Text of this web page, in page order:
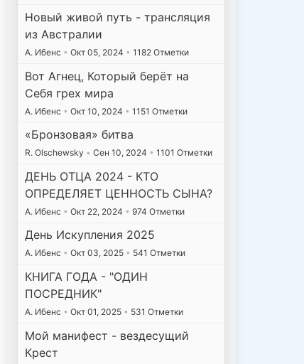
Новый живой путь - трансляция
из Австралии
А. Ибенс • Окт 05, 2024 • 1182 Отметки
Вот Агнец, Который берёт на
Себя грех мира
А. Ибенс • Окт 10, 2024 • 1151 Отметки
«Бронзовая» битва
R. Olschewsky • Сен 10, 2024 • 1101 Отметки
ДЕНЬ ОТЦА 2024 - КТО
ОПРЕДЕЛЯЕТ ЦЕННОСТЬ СЫНА?
А. Ибенс • Окт 22, 2024 • 974 Отметки
День Искупления 2025
А. Ибенс • Окт 03, 2025 • 541 Отметки
КНИГА ГОДА - "ОДИН
ПОСРЕДНИК"
А. Ибенс • Окт 01, 2025 • 531 Отметки
Мой манифест - вездесущий
Крест